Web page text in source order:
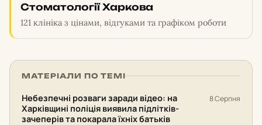
Стоматології Харкова
121 клініка з цінами, відгуками та графіком роботи
МАТЕРІАЛИ ПО ТЕМІ
Небезпечні розваги заради відео: на
Харківщині поліція виявила підлітків-
зачеперів та покарала їхніх батьків
8 Серпня